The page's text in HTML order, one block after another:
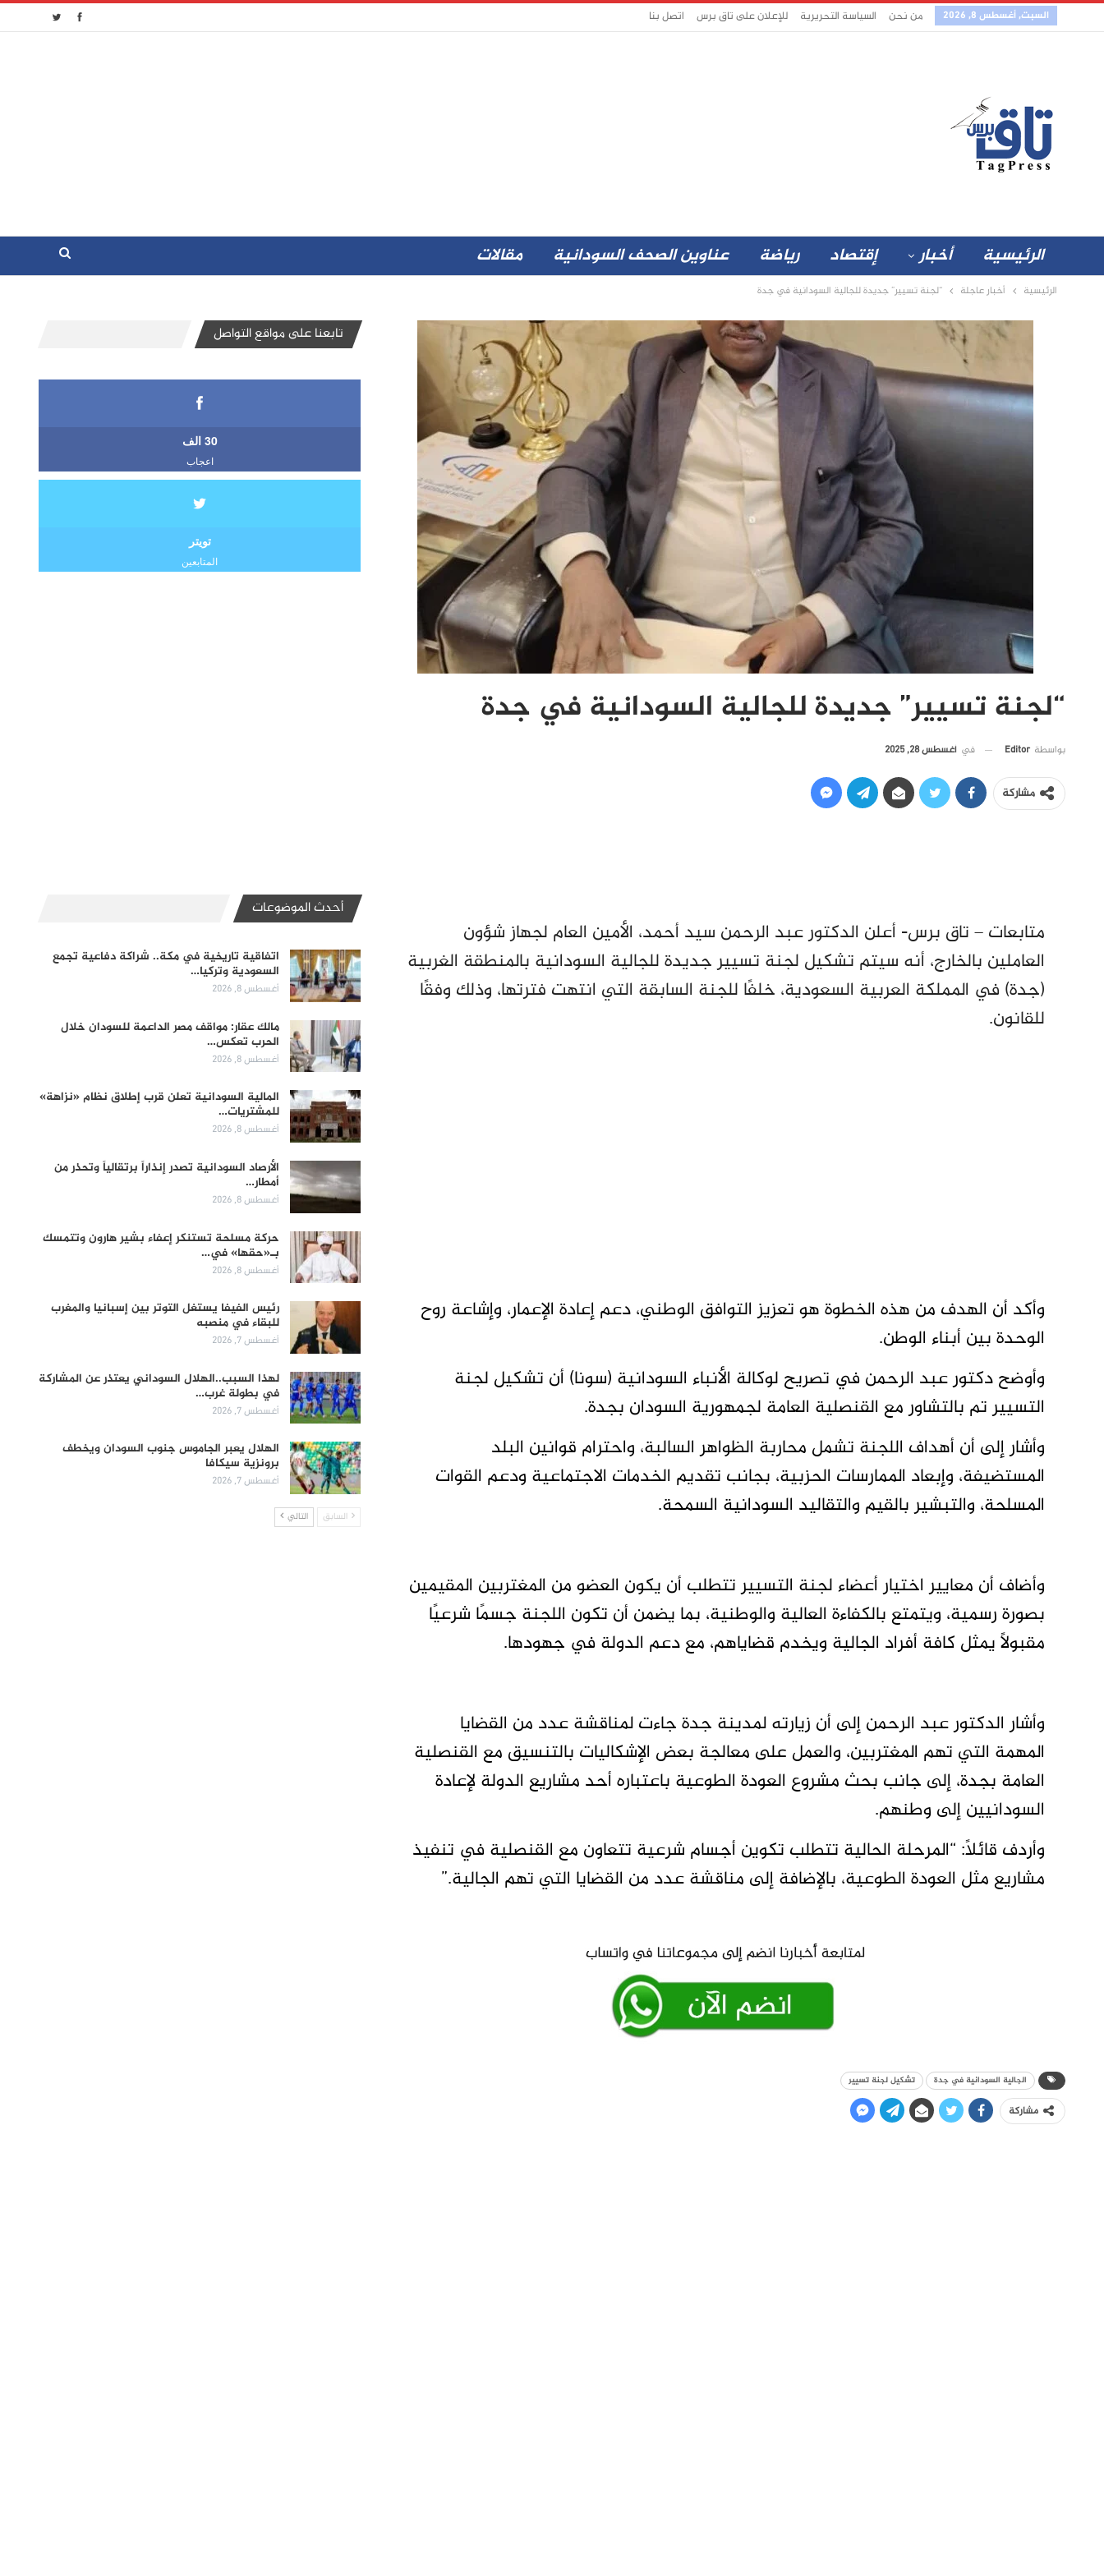
السبت, أغسطس 8, 2026 من نحن السياسة التحريرية للإعلان على تاق برس اتصل بنا
الرئيسية أخبار إقتصاد رياضة عناوين الصحف السودانية مقالات
الرئيسية أخبار عاجلة “لجنة تسيير” جديدة للجالية السودانية في جدة
“لجنة تسيير” جديدة للجالية السودانية في جدة
بواسطة Editor في أغسطس 28, 2025
مشاركة
متابعات – تاق برس- أعلن الدكتور عبد الرحمن سيد أحمد، الأمين العام لجهاز شؤون
العاملين بالخارج، أنه سيتم تشكيل لجنة تسيير جديدة للجالية السودانية بالمنطقة الغربية
(جدة) في المملكة العربية السعودية، خلفًا للجنة السابقة التي انتهت فترتها، وذلك وفقًا
للقانون.
وأكد أن الهدف من هذه الخطوة هو تعزيز التوافق الوطني، دعم إعادة الإعمار، وإشاعة روح
الوحدة بين أبناء الوطن.
وأوضح دكتور عبد الرحمن في تصريح لوكالة الأنباء السودانية (سونا) أن تشكيل لجنة
التسيير تم بالتشاور مع القنصلية العامة لجمهورية السودان بجدة.
وأشار إلى أن أهداف اللجنة تشمل محاربة الظواهر السالبة، واحترام قوانين البلد
المستضيفة، وإبعاد الممارسات الحزبية، بجانب تقديم الخدمات الاجتماعية ودعم القوات
المسلحة، والتبشير بالقيم والتقاليد السودانية السمحة.
وأضاف أن معايير اختيار أعضاء لجنة التسيير تتطلب أن يكون العضو من المغتربين المقيمين
بصورة رسمية، ويتمتع بالكفاءة العالية والوطنية، بما يضمن أن تكون اللجنة جسمًا شرعيًا
مقبولًا يمثل كافة أفراد الجالية ويخدم قضاياهم، مع دعم الدولة في جهودها.
وأشار الدكتور عبد الرحمن إلى أن زيارته لمدينة جدة جاءت لمناقشة عدد من القضايا
المهمة التي تهم المغتربين، والعمل على معالجة بعض الإشكاليات بالتنسيق مع القنصلية
العامة بجدة، إلى جانب بحث مشروع العودة الطوعية باعتباره أحد مشاريع الدولة لإعادة
السودانيين إلى وطنهم.
وأردف قائلًا: “المرحلة الحالية تتطلب تكوين أجسام شرعية تتعاون مع القنصلية في تنفيذ
مشاريع مثل العودة الطوعية، بالإضافة إلى مناقشة عدد من القضايا التي تهم الجالية.”
الجالية السودانية في جدة تشكيل لجنة تسيير
مشاركة
تابعنا على مواقع التواصل
30 الف
اعجاب
تويتر
المتابعين
أحدث الموضوعات
اتفاقية تاريخية في مكة.. شراكة دفاعية تجمع
السعودية وتركيا…
أغسطس 8, 2026
مالك عقار: مواقف مصر الداعمة للسودان خلال
الحرب تعكس…
أغسطس 8, 2026
المالية السودانية تعلن قرب إطلاق نظام «نزاهة»
للمشتريات…
أغسطس 8, 2026
الأرصاد السودانية تصدر إنذاراً برتقالياً وتحذر من
أمطار…
أغسطس 8, 2026
حركة مسلحة تستنكر إعفاء بشير هارون وتتمسك
بـ«حقها» في…
أغسطس 8, 2026
رئيس الفيفا يستغل التوتر بين إسبانيا والمغرب
للبقاء في منصبه
أغسطس 7, 2026
لهذا السبب..الهلال السوداني يعتذر عن المشاركة
في بطولة غرب…
أغسطس 7, 2026
الهلال يعبر الجاموس جنوب السودان ويخطف
برونزية سيكافا
أغسطس 7, 2026
السابق التالي